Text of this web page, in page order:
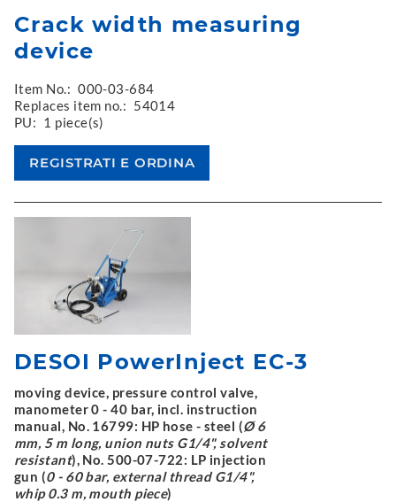
Crack width measuring
device
Item No.: 000-03-684
Replaces item no.: 54014
PU: 1 piece(s)
DESOI PowerInject EC-3
moving device, pressure control valve,
manometer 0 - 40 bar, incl. instruction
manual, No. 16799: HP hose - steel (Ø 6
mm, 5 m long, union nuts G1/4", solvent
resistant), No. 500-07-722: LP injection
gun (0 - 60 bar, external thread G1/4",
whip 0.3 m, mouth piece)